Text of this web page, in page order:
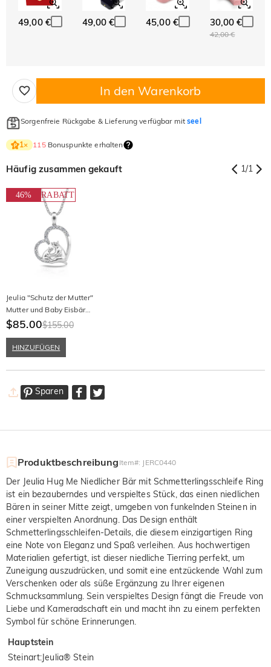
49,00 € 49,00 € 45,00 € 30,00 €
42,00 €
In den Warenkorb
Sorgenfreie Rückgabe & Lieferung verfügbar mitseel
1× 115Bonuspunkte erhalten
Häufig zusammen gekauft 1/1
46% RABATT
Jeulia "Schutz der Mutter"
Mutter und Baby Eisbär
Sterling Silber Halskette
$85.00$155.00
HINZUFÜGEN
Sparen
Produktbeschreibung Item#: JERC0440
Der Jeulia Hug Me Niedlicher Bär mit Schmetterlingsschleife Ring
ist ein bezauberndes und verspieltes Stück, das einen niedlichen
Bären in seiner Mitte zeigt, umgeben von funkelnden Steinen in
einer verspielten Anordnung. Das Design enthält
Schmetterlingsschleifen-Details, die diesem einzigartigen Ring
eine Note von Eleganz und Spaß verleihen. Aus hochwertigen
Materialien gefertigt, ist dieser niedliche Tierring perfekt, um
Zuneigung auszudrücken, und somit eine entzückende Wahl zum
Verschenken oder als süße Ergänzung zu Ihrer eigenen
Schmucksammlung. Sein verspieltes Design fängt die Freude von
Liebe und Kameradschaft ein und macht ihn zu einem perfekten
Symbol für schöne Erinnerungen.
Hauptstein
Steinart:Jeulia® Stein